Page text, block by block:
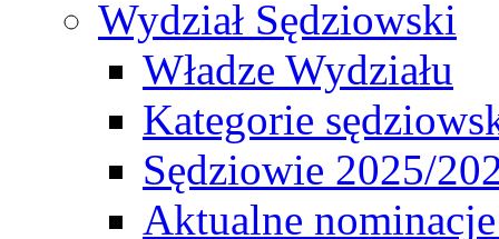
Wydział Sędziowski
Władze Wydziału
Kategorie
Sędziowie 2025/
Aktualne